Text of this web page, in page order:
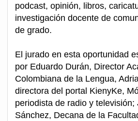
podcast, opinión, libros,
investigación docente de
de grado.
El jurado en esta oportunidad
por Eduardo Durán, Director
Colombiana de la Lengua,
directora del portal KienyKe,
periodista de radio y televisión;
Sánchez, Decana de la